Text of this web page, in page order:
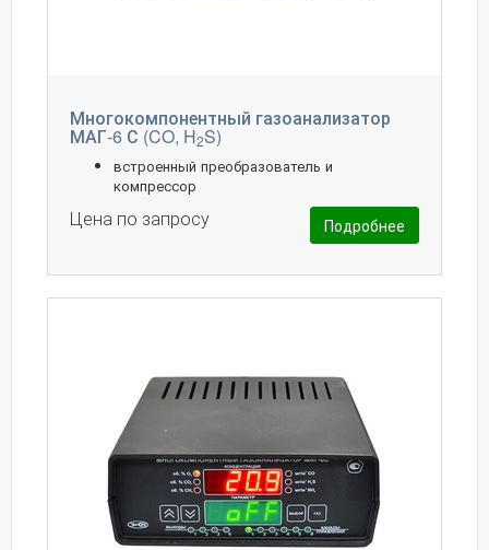
Многокомпонентный газоанализатор
МАГ-6 С (CO, H2S)
встроенный преобразователь и
компрессор
Цена по запросу Подробнее